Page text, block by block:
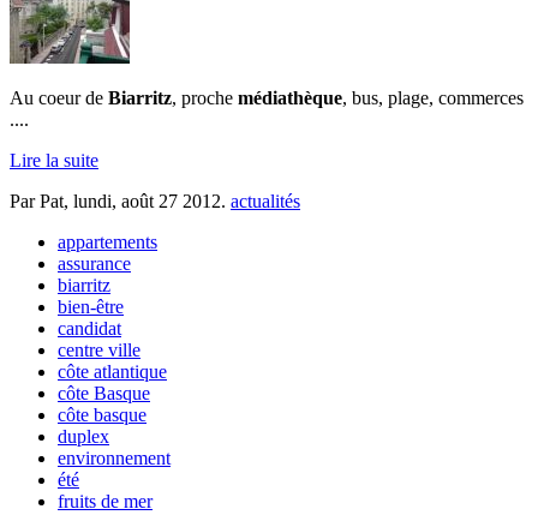
Au coeur de Biarritz, proche médiathèque, bus, plage, commerces
....
Lire la suite
Par Pat, lundi, août 27 2012. actualités
appartements
assurance
biarritz
bien-être
candidat
centre ville
côte atlantique
côte Basque
côte basque
duplex
environnement
été
fruits de mer